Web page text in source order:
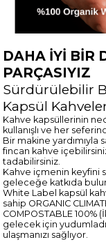
DAHA İYİ BİR
PARÇASIYIZ
Sürdürülebilir
Kapsül
Kahve kapsüllerinin
kullanışlı ve her
Bir makine
fincan kahve
tadabilirsiniz.
Kahve içmenin keyfini
geleceğe katkıda
White Label kapsül
sahip ORGANIC
COMPOSTABLE
gelecek için
ulaşmanızı sağlıyor.